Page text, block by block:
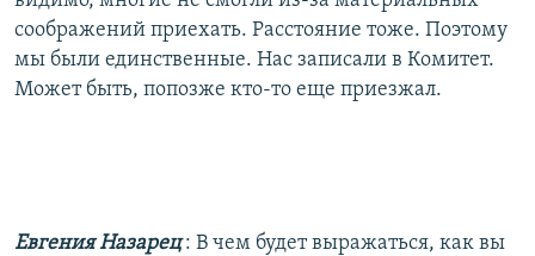
соображений приехать. Расстояние тоже. Поэтому
мы были единственные. Нас записали в Комитет.
Может быть, попозже кто-то еще приезжал.
Евгения Назарец: В чем будет выражаться, как вы